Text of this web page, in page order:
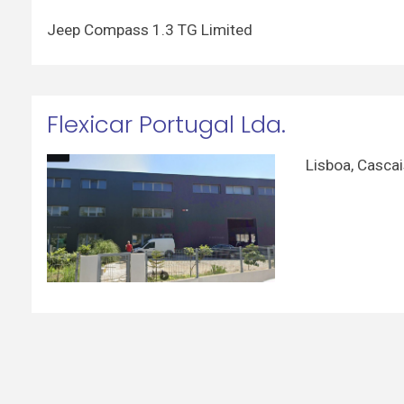
Jeep Compass 1.3 TG Limited
Flexicar Portugal Lda.
Lisboa,